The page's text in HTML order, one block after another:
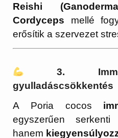
Reishi
Cordyceps mellé
erősítik a szervezet
3.
gyulladáscsökkentés
A Poria cocos
egyszerűen serkenti
hanem